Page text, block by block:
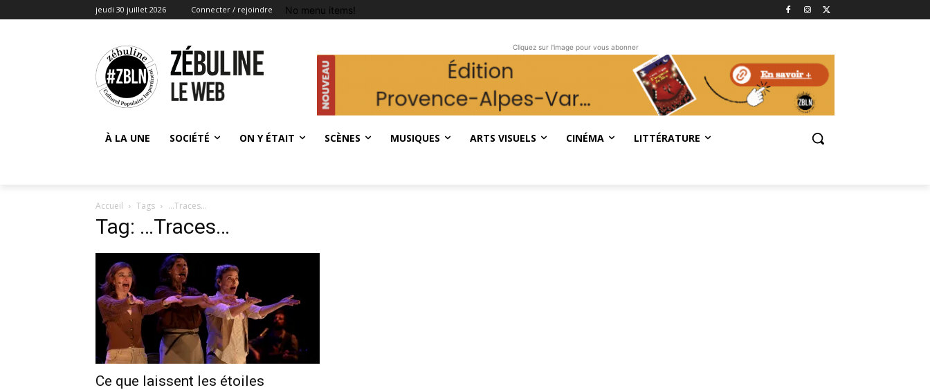
jeudi 30 juillet 2026 Connecter / rejoindre No menu items!
Cliquez sur l'image pour vous abonner
À LA UNE SOCIÉTÉ ON Y ÉTAIT SCÈNES MUSIQUES ARTS VISUELS CINÉMA LITTÉRATURE
Accueil Tags …Traces…
Tag: …Traces…
Ce que laissent les étoiles